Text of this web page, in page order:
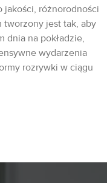
jakości, różnorodności
tworzony jest tak, aby
dnia na pokładzie,
wydarzenia
rozrywki w ciągu